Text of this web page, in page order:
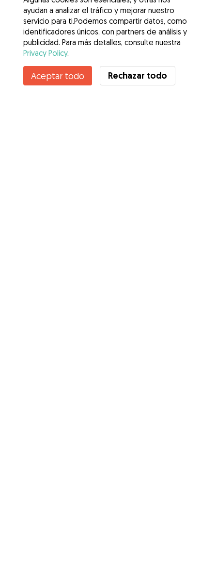
¿Conoces los Beneficios de Gudog? Ver más
ayudan a analizar el tráfico y mejorar nuestro
servicio para ti.Podemos compartir datos, como
identificadores únicos, con partners de análisis y
publicidad. Para más detalles, consulte nuestra
Privacy Policy.
Aceptar todo Rechazar todo